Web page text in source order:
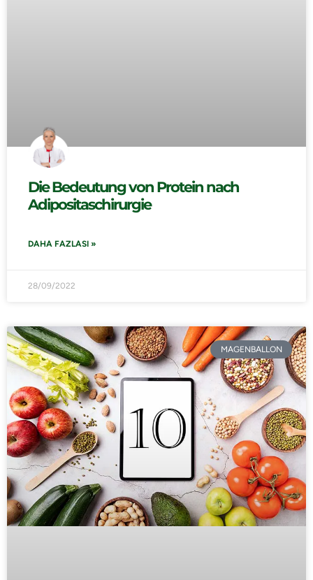
Die Bedeutung von Protein nach
Adipositaschirurgie
DAHA FAZLASI »
28/09/2022
MAGENBALLON